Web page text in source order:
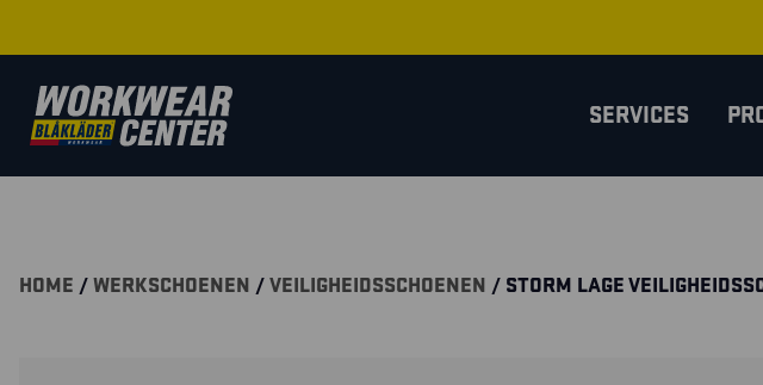
SERVICES
HOME /WERKSCHOENEN /VEILIGHEIDSSCHOENEN / STORM LAGE